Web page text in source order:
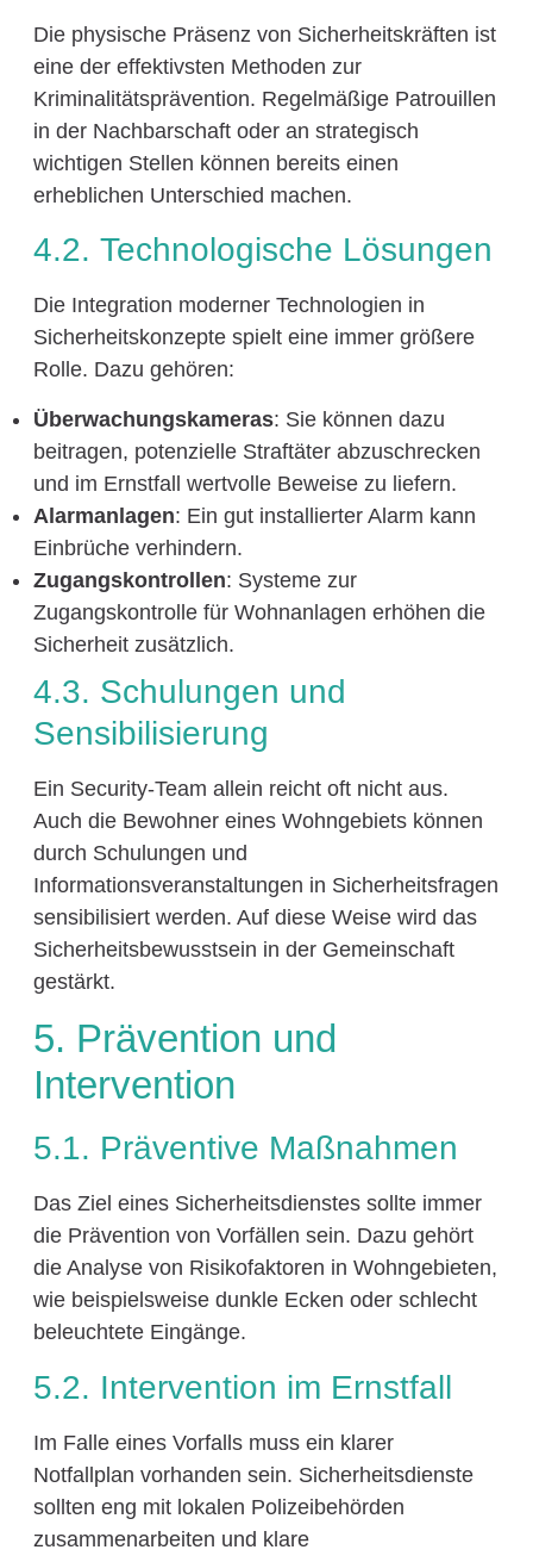
Die physische Präsenz von Sicherheitskräften ist
eine der effektivsten Methoden zur
Kriminalitätsprävention. Regelmäßige Patrouillen
in der Nachbarschaft oder an strategisch
wichtigen Stellen können bereits einen
erheblichen Unterschied machen.
4.2. Technologische Lösungen
Die Integration moderner Technologien in
Sicherheitskonzepte spielt eine immer größere
Rolle. Dazu gehören:
Überwachungskameras: Sie können dazu
beitragen, potenzielle Straftäter abzuschrecken
und im Ernstfall wertvolle Beweise zu liefern.
Alarmanlagen: Ein gut installierter Alarm kann
Einbrüche verhindern.
Zugangskontrollen: Systeme zur
Zugangskontrolle für Wohnanlagen erhöhen die
Sicherheit zusätzlich.
4.3. Schulungen und
Sensibilisierung
Ein Security-Team allein reicht oft nicht aus.
Auch die Bewohner eines Wohngebiets können
durch Schulungen und
Informationsveranstaltungen in Sicherheitsfragen
sensibilisiert werden. Auf diese Weise wird das
Sicherheitsbewusstsein in der Gemeinschaft
gestärkt.
5. Prävention und
Intervention
5.1. Präventive Maßnahmen
Das Ziel eines Sicherheitsdienstes sollte immer
die Prävention von Vorfällen sein. Dazu gehört
die Analyse von Risikofaktoren in Wohngebieten,
wie beispielsweise dunkle Ecken oder schlecht
beleuchtete Eingänge.
5.2. Intervention im Ernstfall
Im Falle eines Vorfalls muss ein klarer
Notfallplan vorhanden sein. Sicherheitsdienste
sollten eng mit lokalen Polizeibehörden
zusammenarbeiten und klare